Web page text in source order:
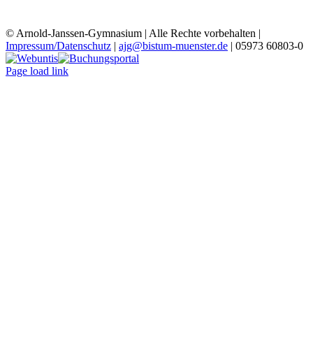
© Arnold-Janssen-Gymnasium | Alle Rechte vorbehalten |
Impressum/Datenschutz | ajg@bistum-muenster.de | 05973 60803-0
YouTube
Facebook
Instagram
Benutzerdefiniert
Webuntis Buchungsportal
Page load link